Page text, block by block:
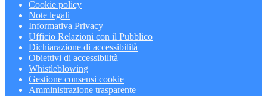
Cookie policy
Note legali
Informativa Privacy
Ufficio Relazioni con il Pubblico
Dichiarazione di accessibilità
Obiettivi di accessibilità
Whistleblowing
Gestione consensi cookie
Amministrazione trasparente